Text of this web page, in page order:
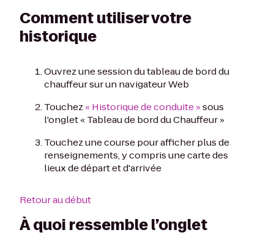
Comment utiliser votre
historique
Ouvrez une session du tableau de bord du
chauffeur sur un navigateur Web
Touchez« Historique de conduite »sous
l'onglet « Tableau de bord du Chauffeur »
Touchez une course pour afficher plus de
renseignements, y compris une carte des
lieux de départ et d'arrivée
Retour au début
À quoi ressemble l’onglet